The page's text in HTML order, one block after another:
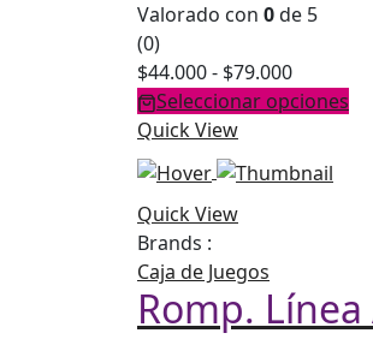
Valorado con 0de 5
(0)
$44.000- $79.000Rango
de
$44.000
Seleccionar opciones
Quick View
Quick View
Brands :
Caja de Juegos
Romp.